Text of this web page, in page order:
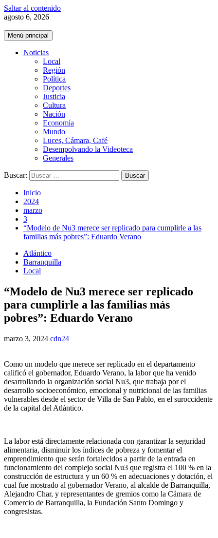
Saltar al contenido
agosto 6, 2026
Menú principal
Noticias
Local
Región
Política
Deportes
Justicia
Cultura
Nación
Economía
Mundo
Luces, Cámara, Café
Desempolvando la Videoteca
Generales
Buscar:
Inicio
2024
marzo
3
“Modelo de Nu3 merece ser replicado para cumplirle a las
familias más pobres”: Eduardo Verano
Atlántico
Barranquilla
Local
“Modelo de Nu3 merece ser replicado
para cumplirle a las familias más
pobres”: Eduardo Verano
marzo 3, 2024 cdn24
Como un modelo que merece ser replicado en el departamento
calificó el gobernador, Eduardo Verano, la labor que ha venido
desarrollando la organización social Nu3, que trabaja por el
desarrollo socioeconómico, emocional y nutricional de las familias
vulnerables desde el sector de Villa de San Pablo, en el suroccidente
de la capital del Atlántico.
La labor está directamente relacionada con garantizar la seguridad
alimentaria, disminuir los índices de pobreza y fomentar el
emprendimiento que serán fortalecidos a partir de la entrada en
funcionamiento del complejo social Nu3 que registra el 100 % en la
construcción de estructura y un 60 % en adecuaciones y dotación, el
cual fue mostrado al gobernador Verano, al alcalde de Barranquilla,
Alejandro Char, y representantes de gremios como la Cámara de
Comercio de Barranquilla, la Fundación Santo Domingo y
congresistas.